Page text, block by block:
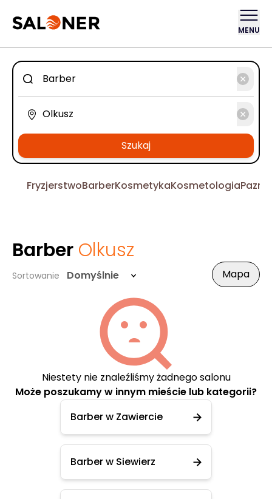
MENU
Szukaj
FryzjerstwoBarberKosmetykaKosmetologia
Barber Olkusz
Sortowanie Domyślnie Mapa
Niestety nie znaleźliśmy żadnego salonu
Może poszukamy w innym mieście lub kategorii?
Barber w Zawiercie
Barber w Siewierz